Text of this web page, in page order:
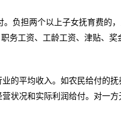
负担两个以上子女抚育费的
务工资、工龄工资、津贴、
的平均收入。如农民给付的
状况和实际利润给付。对一